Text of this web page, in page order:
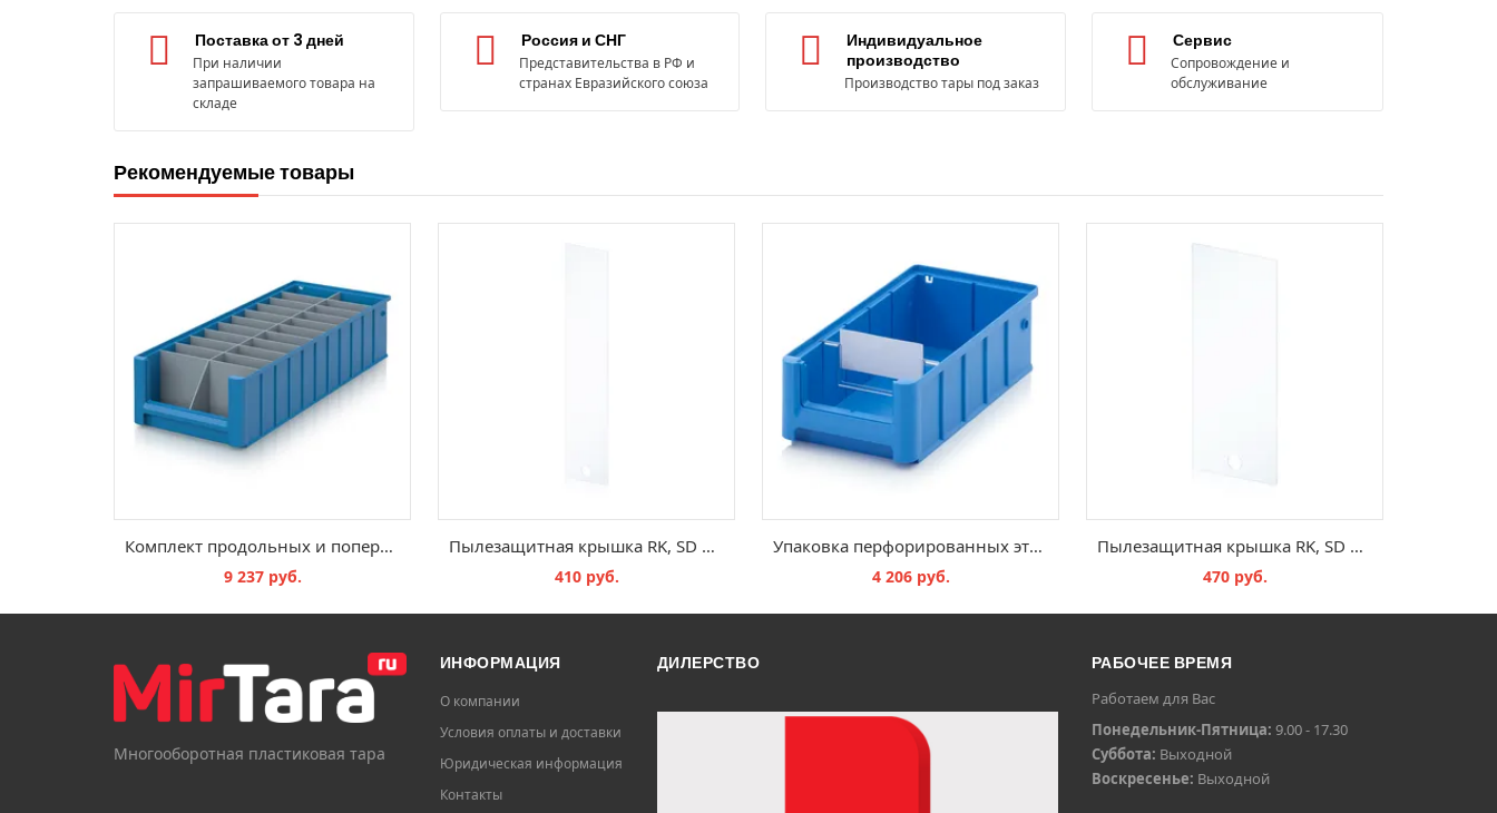
Поставка от 3 дней
При наличии
запрашиваемого товара на
складе
Россия и СНГ
Представительства в РФ и
странах Евразийского союза
Индивидуальное
производство
Производство тары под заказ
Сервис
Сопровождение и
обслуживание
Рекомендуемые товары
Комплект продольных и поперечных перегородок RK, RK GEF 6214
9 237 руб.
Пылезащитная крышка RK, SD 6117
410 руб.
Упаковка перфорированных этикеток RK, QT PE 1509
4 206 руб.
Пылезащитная крышка RK, SD 4156
470 руб.
Многооборотная пластиковая тара
ИНФОРМАЦИЯ
О компании
Условия оплаты и доставки
Юридическая информация
Контакты
ДИЛЕРСТВО РАБОЧЕЕ ВРЕМЯ
Работаем для Вас
Понедельник-Пятница: 9.00 - 17.30
Суббота: Выходной
Воскресенье: Выходной